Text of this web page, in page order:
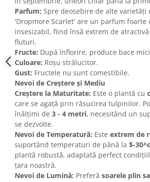
Parfum: Spre deosebire de alte varietăți
'Dropmore Scarlet' are un parfum foarte
insesizabil, fiind însă extrem de
fluturi.
Fructe: După înflorire, produce bace
Culoare: Roșu strălucitor.
Gust: Fructele nu sunt comestibile.
Nevoi de Creștere și Mediu
Creștere la Maturitate: Este o plantă cu
care se agață prin răsucirea tulpinilor.
înălțimi de 3 - 4 metri, necesitând un
se dezvolte.
Nevoi de Temperatură: Este extrem de
suportând temperaturi de până la $-
plantă robustă, adaptată perfect
țara noastră.
Nevoi de Lumină: Preferă soarele plin